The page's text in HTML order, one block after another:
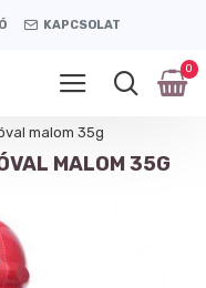
KAPCSOLAT
0
malom 35g
MALOM 35G